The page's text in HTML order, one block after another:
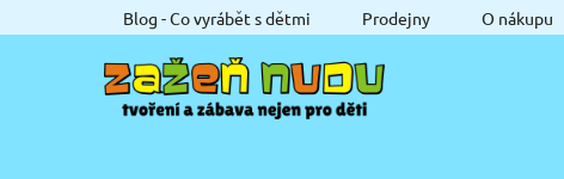
na
Blog - Co vyrábět s dětmi Prodejny O nákupu